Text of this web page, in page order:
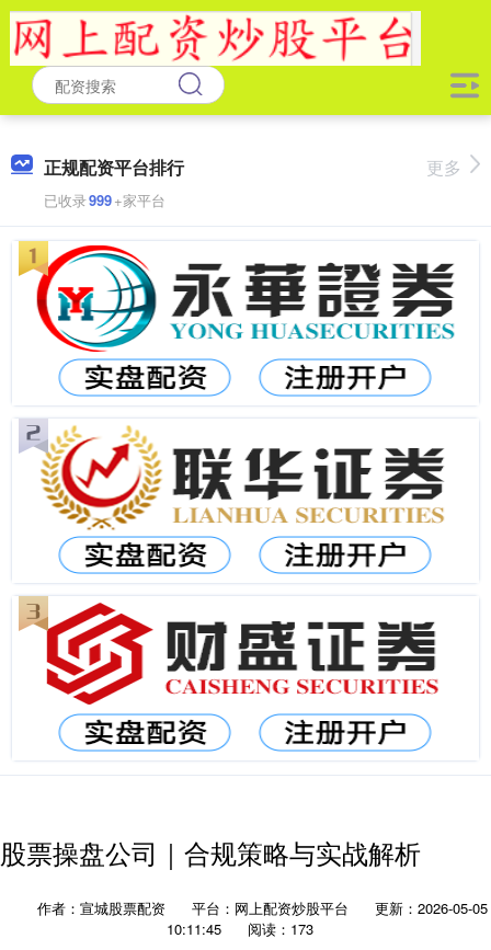
正规配资平台排行
已收录999+家平台
更多
股票操盘公司｜合规策略与实战解析
作者：宣城股票配资 平台：网上配资炒股平台
更新：2026-05-05
10:11:45
阅读：173